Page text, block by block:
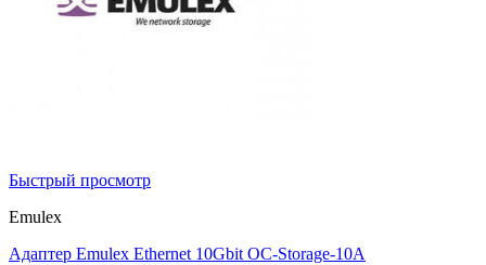
Быстрый просмотр
Emulex
Адаптер Emulex Ethernet 10Gbit OC-Storage-10A